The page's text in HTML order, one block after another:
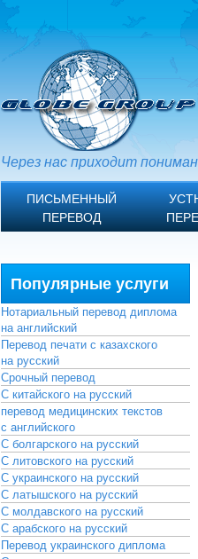
Через нас приходит
ПИСЬМЕННЫЙ
ПЕРЕВОД
Популярные услуги
Нотариальный перевод диплома
на английский
Перевод печати с казахского
на русский
Срочный перевод
С китайского на русский
перевод медицинских текстов
с английского
С болгарского на русский
С литовского на русский
С украинского на русский
С латышского на русский
С молдавского на русский
С арабского на русский
Перевод украинского диплома